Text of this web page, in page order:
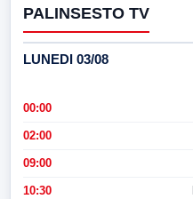
PALINSESTO TV
LUNEDI 03/08
00:00
02:00
09:00
10:30